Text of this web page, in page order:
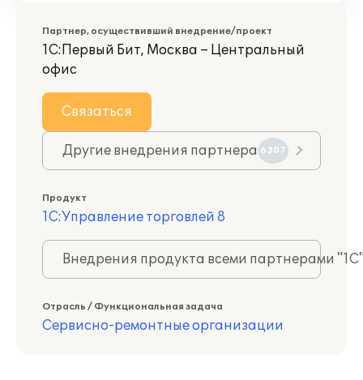
Партнер, осуществивший внедрение/проект
1С:Первый Бит, Москва – Центральный
офис
Связаться
Другие внедрения партнера 6307
Продукт
1С:Управление торговлей 8
Внедрения продукта всеми партнерами
Отрасль / Функциональная задача
Сервисно-ремонтные организации